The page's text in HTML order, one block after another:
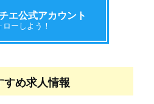
エ公式アカウント
ローしよう！
め求人情報